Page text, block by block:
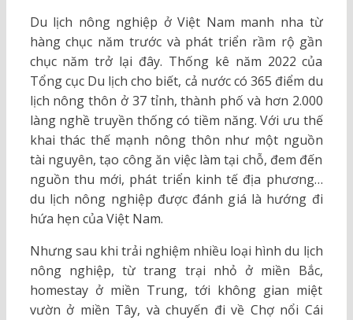
Du lịch nông nghiệp ở Việt Nam manh nha từ
hàng chục năm trước và phát triển rầm rộ gần
chục năm trở lại đây. Thống kê năm 2022 của
Tổng cục Du lịch cho biết, cả nước có 365 điểm du
lịch nông thôn ở 37 tỉnh, thành phố và hơn 2.000
làng nghề truyền thống có tiềm năng. Với ưu thế
khai thác thế mạnh nông thôn như một nguồn
tài nguyên, tạo công ăn việc làm tại chỗ, đem đến
nguồn thu mới, phát triển kinh tế địa phương…
du lịch nông nghiệp được đánh giá là hướng đi
hứa hẹn của Việt Nam.
Nhưng sau khi trải nghiệm nhiều loại hình du lịch
nông nghiệp, từ trang trại nhỏ ở miền Bắc,
homestay ở miền Trung, tới không gian miệt
vườn ở miền Tây, và chuyến đi về Chợ nổi Cái